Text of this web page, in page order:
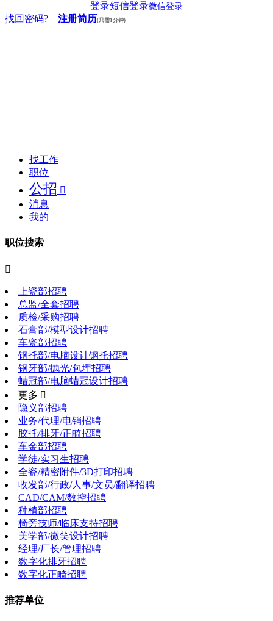
登录短信登录微信登录
找回密码? 注册简历(只需1分钟)
找工作
职位
公招 
消息
我的
职位搜索

上瓷部招聘
总监/全套招聘
质检/采购招聘
石膏部/模型设计招聘
车瓷部招聘
钢托部/电脑设计钢托招聘
钢牙部/抛光/包埋招聘
蜡冠部/电脑蜡冠设计招聘
更多 
隐义部招聘
业务/代理/电销招聘
胶托/排牙/正畸招聘
车金部招聘
学徒/实习生招聘
全瓷/精密附件/3D打印招聘
收发部/行政/人事/文员/翻译招聘
CAD/CAM/数控招聘
种植部招聘
椅旁技师/临床支持招聘
美学部/微笑设计招聘
经理/厂长/管理招聘
数字化排牙招聘
数字化正畸招聘
推荐单位